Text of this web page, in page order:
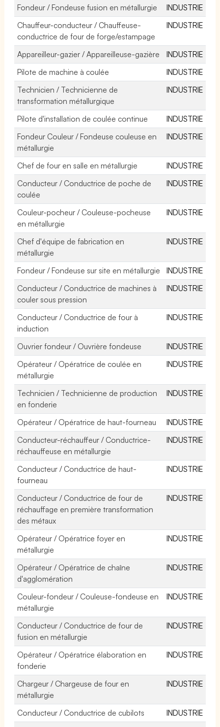
Fondeur / Fondeuse fusion en métallurgie
INDUSTRIE
Chauffeur-conducteur / Chauffeuse-
conductrice de four de forge/estampage
INDUSTRIE
Appareilleur-gazier / Appareilleuse-gazière
INDUSTRIE
Pilote de machine à coulée
INDUSTRIE
Technicien / Technicienne de
transformation métallurgique
INDUSTRIE
Pilote d'installation de coulée continue
INDUSTRIE
Fondeur Couleur / Fondeuse couleuse en
métallurgie
INDUSTRIE
Chef de four en salle en métallurgie
INDUSTRIE
Conducteur / Conductrice de poche de
coulée
INDUSTRIE
Couleur-pocheur / Couleuse-pocheuse
en métallurgie
INDUSTRIE
Chef d'équipe de fabrication en
métallurgie
INDUSTRIE
Fondeur / Fondeuse sur site en métallurgie
INDUSTRIE
Conducteur / Conductrice de machines à
couler sous pression
INDUSTRIE
Conducteur / Conductrice de four à
induction
INDUSTRIE
Ouvrier fondeur / Ouvrière fondeuse
INDUSTRIE
Opérateur / Opératrice de coulée en
métallurgie
INDUSTRIE
Technicien / Technicienne de production
en fonderie
INDUSTRIE
Opérateur / Opératrice de haut-fourneau
INDUSTRIE
Conducteur-réchauffeur / Conductrice-
réchauffeuse en métallurgie
INDUSTRIE
Conducteur / Conductrice de haut-
fourneau
INDUSTRIE
Conducteur / Conductrice de four de
réchauffage en première transformation
des métaux
INDUSTRIE
Opérateur / Opératrice foyer en
métallurgie
INDUSTRIE
Opérateur / Opératrice de chaîne
d'agglomération
INDUSTRIE
Couleur-fondeur / Couleuse-fondeuse en
métallurgie
INDUSTRIE
Conducteur / Conductrice de four de
fusion en métallurgie
INDUSTRIE
Opérateur / Opératrice élaboration en
fonderie
INDUSTRIE
Chargeur / Chargeuse de four en
métallurgie
INDUSTRIE
Conducteur / Conductrice de cubilots
INDUSTRIE